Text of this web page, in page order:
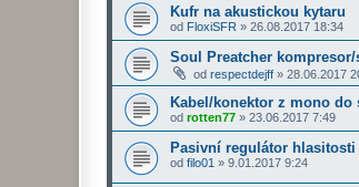
Kufr na akustickou kytaru
od FloxiSFR » 26.08.2017 18:34
Soul Preatcher
od respectdejff » 28.06.2017
Kabel/konektor z mono do
od rotten77 » 23.06.2017 7:49
Pasivní regulátor hlasitosti
od filo01 » 9.01.2017 9:24